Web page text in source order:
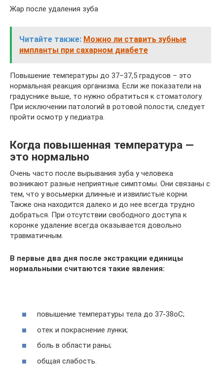
Жар после удаления зуба
Читайте также: Можно ли ставить зубные
импланты при сахарном диабете
Повышение температуры до 37–37,5 градусов – это
нормальная реакция организма. Если же показатели на
градуснике выше, то нужно обратиться к стоматологу.
При исключении патологий в ротовой полости, следует
пройти осмотр у педиатра.
Когда повышенная температура —
это нормально
Очень часто после вырывания зуба у человека
возникают разные неприятные симптомы. Они связаны с
тем, что у восьмерки длинные и извилистые корни.
Также она находится далеко и до нее всегда трудно
добраться. При отсутствии свободного доступа к
коронке удаление всегда оказывается довольно
травматичным.
В первые два дня после экстракции единицы
нормальными считаются такие явления:
повышение температуры тела до 37-38оС;
отек и покраснение лунки;
боль в области раны;
общая слабость.